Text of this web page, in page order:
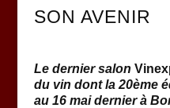
SON AVENIR
Le dernier salon
du vin dont la 20ème
au 16 mai dernier à